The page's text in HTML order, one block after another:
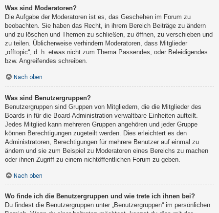
Was sind Moderatoren?
Die Aufgabe der Moderatoren ist es, das Geschehen im Forum zu
beobachten. Sie haben das Recht, in ihrem Bereich Beiträge zu ändern
und zu löschen und Themen zu schließen, zu öffnen, zu verschieben und
zu teilen. Üblicherweise verhindern Moderatoren, dass Mitglieder
„offtopic“, d. h. etwas nicht zum Thema Passendes, oder Beleidigendes
bzw. Angreifendes schreiben.
Nach oben
Was sind Benutzergruppen?
Benutzergruppen sind Gruppen von Mitgliedern, die die Mitglieder des
Boards in für die Board-Administration verwaltbare Einheiten aufteilt.
Jedes Mitglied kann mehreren Gruppen angehören und jeder Gruppe
können Berechtigungen zugeteilt werden. Dies erleichtert es den
Administratoren, Berechtigungen für mehrere Benutzer auf einmal zu
ändern und sie zum Beispiel zu Moderatoren eines Bereichs zu machen
oder ihnen Zugriff zu einem nichtöffentlichen Forum zu geben.
Nach oben
Wo finde ich die Benutzergruppen und wie trete ich ihnen bei?
Du findest die Benutzergruppen unter „Benutzergruppen“ im persönlichen